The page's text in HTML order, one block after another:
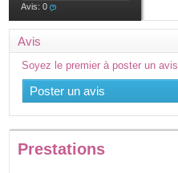
Avis: 0
Avis
Soyez le premier à poster un avis
Poster un avis
Prestations